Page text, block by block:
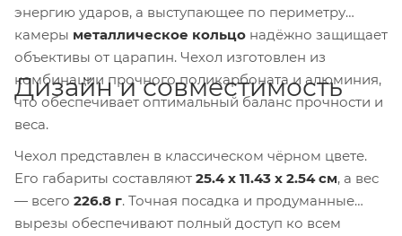
энергию ударов, а выступающее по периметру
камеры металлическое кольцо надёжно защищает
объективы от царапин. Чехол изготовлен из
комбинации прочного поликарбоната и алюминия,
что обеспечивает оптимальный баланс прочности и
веса.
Дизайн и совместимость
Чехол представлен в классическом чёрном цвете.
Его габариты составляют 25.4 x 11.43 x 2.54 см, а вес
— всего 226.8 г. Точная посадка и продуманные
вырезы обеспечивают полный доступ ко всем